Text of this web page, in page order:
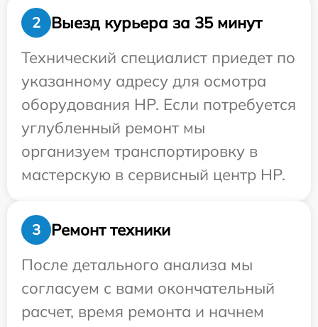
2
Выезд курьера за 35 минут
Технический специалист приедет по
указанному адресу для осмотра
оборудования HP. Если потребуется
углубленный ремонт мы
организуем транспортировку в
мастерскую в сервисный центр HP.
3
Ремонт техники
После детального анализа мы
согласуем с вами окончательный
расчет, время ремонта и начнем